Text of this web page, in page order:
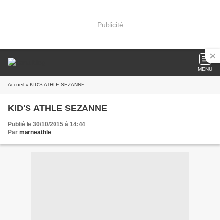
Publicité
MENU
Accueil » KID'S ATHLE SEZANNE
KID'S ATHLE SEZANNE
Publié le 30/10/2015 à 14:44
Par marneathle